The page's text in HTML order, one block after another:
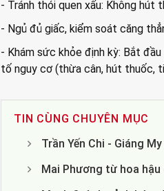
- Tránh thói quen xấu: Không hút
- Ngủ đủ giấc, kiểm soát căng
- Khám sức khỏe định kỳ: Bắt
tố nguy cơ (thừa cân, hút thuốc,
TIN CÙNG CHUYÊN MỤC
Trần Yến Chi - Giáng
Mai Phương từ hoa hậu